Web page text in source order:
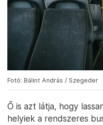
Fotó: Bálint András / Szegeder
Ő is azt látja, hogy
helyiek a rendszeres